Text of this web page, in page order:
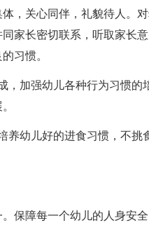
关心同伴，礼貌待人。对
家长密切联系，听取家长
习惯。
加强幼儿各种行为习惯的
幼儿好的进食习惯，不挑
障每一个幼儿的人身安全